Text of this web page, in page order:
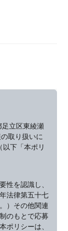
足立区東綾瀬
取り扱いに
下「本ポリ
性を認識し、
法律第五十七
）その他関連
のもとで応募
ポリシーは、